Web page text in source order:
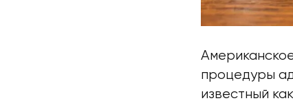
процедуры
известный